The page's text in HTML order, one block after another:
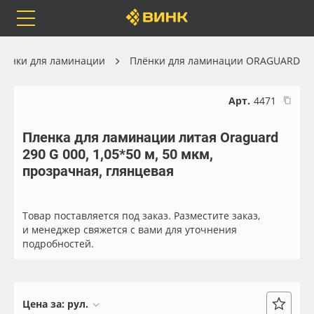
Каталог
Orafol
Бренды
Доставка
Весь каталог
Рулонные материалы
Самоклеящиеся плёнки
Листовые материалы
для ламинации Плёнки для ламинации ORAGUARD
Арт. 4471
Пленка для ламинации литая Oraguard
290 G 000, 1,05*50 м, 50 мкм,
прозрачная, глянцевая
Товар поставляется под заказ. Разместите заказ,
и менеджер свяжется с вами для уточнения
подробностей.
Цена за: рул.